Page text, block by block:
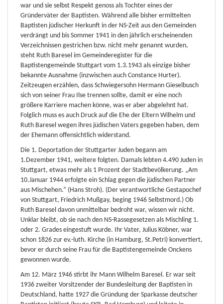
war und sie selbst Respekt genoss als Tochter eines der
Gründerväter der Baptisten. Während alle bisher ermittelten
Baptisten jüdischer Herkunft in der NS-Zeit aus den Gemeinden
verdrängt und bis Sommer 1941 in den jährlich erscheinenden
Verzeichnissen gestrichen bzw. nicht mehr genannt wurden,
steht Ruth Baresel im Gemeinderegister für die
Baptistengemeinde Stuttgart vom 1.3.1943 als einzige bisher
bekannte Ausnahme (inzwischen auch Constance Hurter).
Zeitzeugen erzählen, dass Schwiegersohn Hermann Gieselbusch
sich von seiner Frau Ilse trennen sollte, damit er eine noch
größere Karriere machen könne, was er aber abgelehnt hat.
Folglich muss es auch Druck auf die Ehe der Eltern Wilhelm und
Ruth Baresel wegen ihres jüdischen Vaters gegeben haben, dem
der Ehemann offensichtlich widerstand.
Die 1. Deportation der Stuttgarter Juden begann am
1.Dezember 1941, weitere folgten. Damals lebten 4.490 Juden in
Stuttgart, etwas mehr als 1 Prozent der Stadtbevölkerung. „Am
10.Januar 1944 erfolgte ein Schlag gegen die jüdischen Partner
aus Mischehen.“ (Hans Stroh). (Der verantwortliche Gestapochef
von Stuttgart, Friedrich Mußgay, beging 1946 Selbstmord.) Ob
Ruth Baresel davon unmittelbar bedroht war, wissen wir nicht.
Unklar bleibt, ob sie nach den NS-Rassegesetzen als Mischling 1.
oder 2. Grades eingestuft wurde. Ihr Vater, Julius Köbner, war
schon 1826 zur ev.-luth. Kirche (in Hamburg, St.Petri) konvertiert,
bevor er durch seine Frau für die Baptistengemeinde Onckens
gewonnen wurde.
Am 12. März 1946 stirbt ihr Mann Wilhelm Baresel. Er war seit
1936 zweiter Vorsitzender der Bundesleitung der Baptisten in
Deutschland, hatte 1927 die Gründung der Sparkasse deutscher